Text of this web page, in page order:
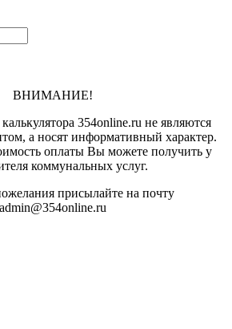
ВНИМАНИЕ!
калькулятора 354online.ru не являются
а носят информативный характер.
оплаты Вы можете получить у
коммунальных услуг.
присылайте на почту
admin@354online.ru